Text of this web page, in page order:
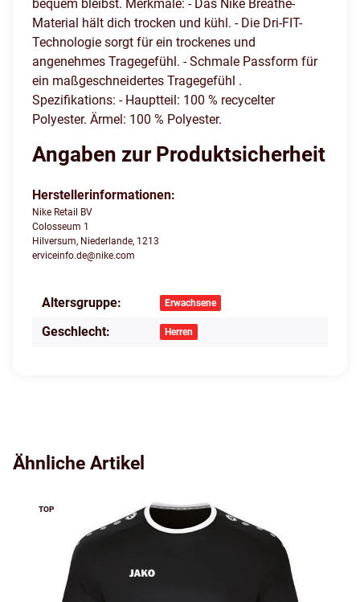
bequem bleibst. Merkmale: - Das Nike Breathe-
Material hält dich trocken und kühl. - Die Dri-FIT-
Technologie sorgt für ein trockenes und
angenehmes Tragegefühl. - Schmale Passform für
ein maßgeschneidertes Tragegefühl .
Spezifikations: - Hauptteil: 100 % recycelter
Polyester. Ärmel: 100 % Polyester.
Angaben zur Produktsicherheit
Herstellerinformationen:
Nike Retail BV
Colosseum 1
Hilversum, Niederlande, 1213
erviceinfo.de@nike.com
Produkteigenschaft
Wert
Altersgruppe: Erwachsene
Geschlecht: Herren
Ähnliche Artikel
TOP